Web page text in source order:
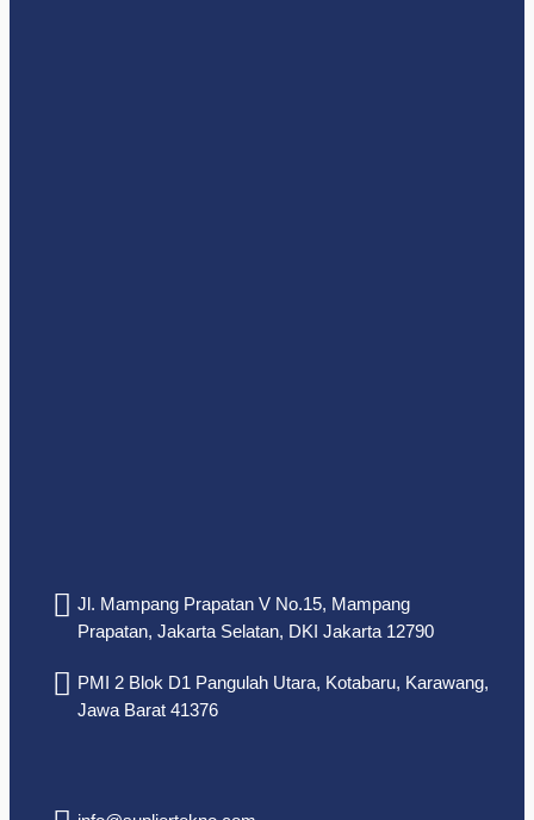
Jl. Mampang Prapatan V No.15, Mampang
Prapatan, Jakarta Selatan, DKI Jakarta 12790
PMI 2 Blok D1 Pangulah Utara, Kotabaru, Karawang,
Jawa Barat 41376